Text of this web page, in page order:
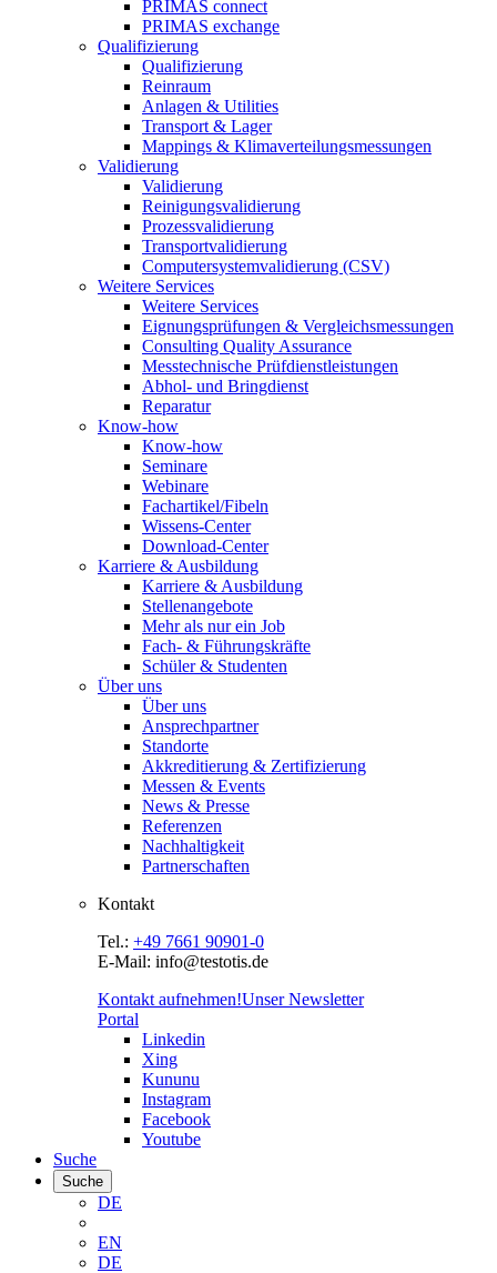
PRIMAS connect
PRIMAS exchange
Qualifizierung
Qualifizierung
Reinraum
Anlagen & Utilities
Transport & Lager
Mappings & Klimaverteilungsmessungen
Validierung
Validierung
Reinigungsvalidierung
Prozessvalidierung
Transportvalidierung
Computersystemvalidierung (CSV)
Weitere Services
Weitere Services
Eignungsprüfungen & Vergleichsmessungen
Consulting Quality Assurance
Messtechnische Prüfdienstleistungen
Abhol- und Bringdienst
Reparatur
Know-how
Know-how
Seminare
Webinare
Fachartikel/Fibeln
Wissens-Center
Download-Center
Karriere & Ausbildung
Karriere & Ausbildung
Stellenangebote
Mehr als nur ein Job
Fach- & Führungskräfte
Schüler & Studenten
Über uns
Über uns
Ansprechpartner
Standorte
Akkreditierung & Zertifizierung
Messen & Events
News & Presse
Referenzen
Nachhaltigkeit
Partnerschaften
Kontakt
Tel.: +49 7661 90901-0
E-Mail: info@testotis.de
Kontakt aufnehmen!Unser Newsletter
Portal
Linkedin
Xing
Kununu
Instagram
Facebook
Youtube
Suche
Suche
DE
EN
DE